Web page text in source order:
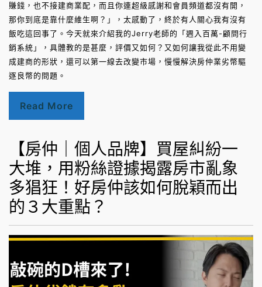
賺錢，也不接建商業配，而且你連超級感謝和會員頻道都沒有開，
那你到底是靠什麼維生啊？」，太感動了，終於有人關心我有沒有
飯吃這回事了。今天就來介紹我的Jerry老師的「週入百萬-顧問行
銷系統」，具體教的是甚麼，評價又如何？又如何讓我從此不用變
成建商的形狀，還可以第一線去改變市場，慢慢解決房仲業劣幣驅
逐良幣的問題。
Read More
【房仲｜個人品牌】買屋糾紛一
大堆，用粉絲證據揭露房市亂象
多猖狂！好房仲該如何脫穎而出
的３大重點？